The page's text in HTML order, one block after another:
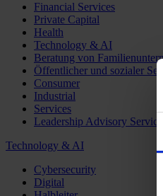
Financial Services
Private Capital
Health
Technology & AI
Beratung von
Öffentlicher und sozialer
Consumer
Industrial
Services
Leadership Advisory Services
Technology & AI
Cybersecurity
Digital